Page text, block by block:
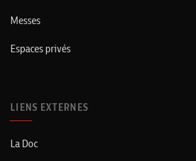
Messes
Espaces privés
LIENS EXTERNES
La Doc